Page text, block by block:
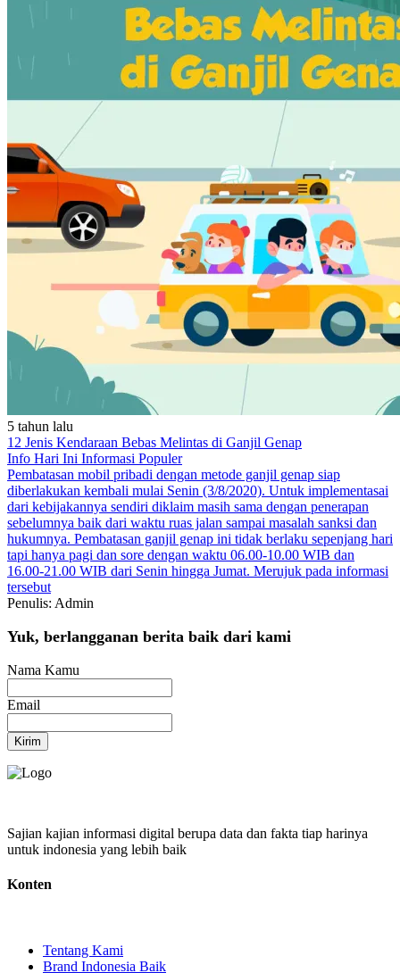
5 tahun lalu
12 Jenis Kendaraan Bebas Melintas di Ganjil Genap
Info Hari Ini Informasi Populer
Pembatasan mobil pribadi dengan metode ganjil genap siap
diberlakukan kembali mulai Senin (3/8/2020). Untuk implementasai
dari kebijakannya sendiri diklaim masih sama dengan penerapan
sebelumnya baik dari waktu ruas jalan sampai masalah sanksi dan
hukumnya. Pembatasan ganjil genap ini tidak berlaku sepenjang hari
tapi hanya pagi dan sore dengan waktu 06.00-10.00 WIB dan
16.00-21.00 WIB dari Senin hingga Jumat. Merujuk pada informasi
tersebut
Penulis: Admin
Yuk, berlangganan berita baik dari kami
Nama Kamu
Email
Kirim
Sajian kajian informasi digital berupa data dan fakta tiap harinya
untuk indonesia yang lebih baik
Konten
Tentang Kami
Brand Indonesia Baik